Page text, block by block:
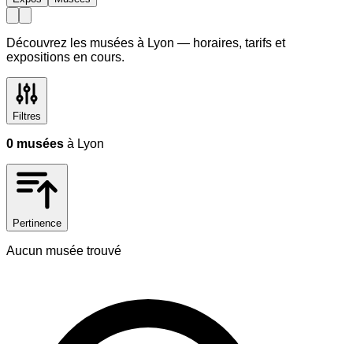
Découvrez les musées à Lyon — horaires, tarifs et
expositions en cours.
Filtres
0 musées à Lyon
Pertinence
Aucun musée trouvé